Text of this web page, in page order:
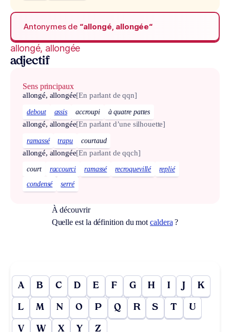
Antonymes de “allongé, allongée“
allongé, allongée
adjectif
Sens principaux
allongé, allongée[En parlant de qqn]
debout assis accroupi à quatre pattes
allongé, allongée[En parlant d’une silhouette]
ramassé trapu courtaud
allongé, allongée[En parlant de qqch]
court raccourci ramassé recroquevillé
replié
condensé
serré
À découvrir
Quelle est la définition du motcaldera ?
A B C D E F G H I J K
L M N O P Q R S T U
V W X Y Z